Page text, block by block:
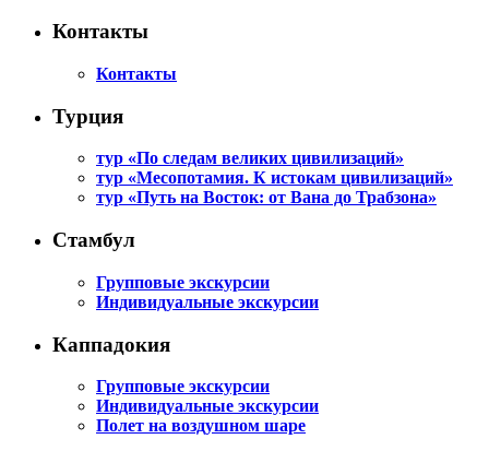
Контакты
Контакты
Турция
тур «По следам великих цивилизаций»
тур «Месопотамия. К истокам цивилизаций»
тур «Путь на Восток: от Вана до Трабзона»
Стамбул
Групповые экскурсии
Индивидуальные экскурсии
Каппадокия
Групповые экскурсии
Индивидуальные экскурсии
Полет на воздушном шаре